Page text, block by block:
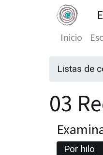
Inicio
Listas de
03
Por hilo